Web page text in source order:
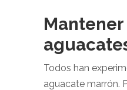
Todos han
aguacate marrón.